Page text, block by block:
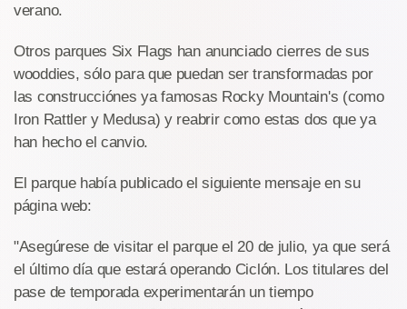
verano.
Otros parques Six Flags han anunciado cierres de sus
wooddies, sólo para que puedan ser transformadas por
las construcciónes ya famosas Rocky Mountain's (como
Iron Rattler y Medusa) y reabrir como estas dos que ya
han hecho el canvio.
El parque había publicado el siguiente mensaje en su
página web:
"Asegúrese de visitar el parque el 20 de julio, ya que será
el último día que estará operando Ciclón. Los titulares del
pase de temporada experimentarán un tiempo